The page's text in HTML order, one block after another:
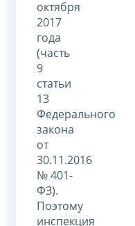
октября
2017
года
(часть
9
статьи
13
Федерального
закона
от
30.11.2016
№ 401-
ФЗ).
Поэтому
инспекция